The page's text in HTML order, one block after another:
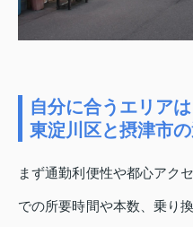
自分に合うエリア
東淀川区と摂津市
まず通勤利便性や都心アク
での所要時間や本数、乗り